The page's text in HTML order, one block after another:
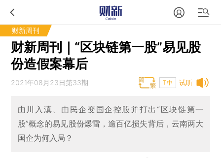
财新周刊
财新周刊｜“区块链第一股”易见股
份造假案幕后
试听
2021年08月23日第33期 T中
由川入滇、由民企变国企控股并打出“区块链第一
股”概念的易见股份爆雷，逾百亿损失背后，云南两大
国企为何入局？